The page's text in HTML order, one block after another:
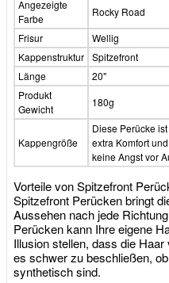
Angezeigte
Farbe
Rocky Road
Frisur
Wellig
Kappenstruktur Spitzefront
Länge
20"
Produkt
Gewicht
180g
Kappengröße
Diese Perücke
extra Komfort
keine Angst vor
Vorteile von Spitzefront
Spitzefront Perücken bringt
Aussehen nach jede
Perücken kann Ihre eigene
Illusion stellen, dass die
es schwer zu beschließen,
synthetisch sind.